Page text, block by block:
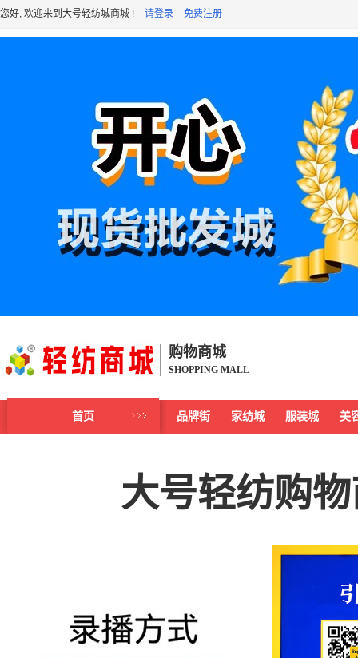
您好, 欢迎来到大号轻纺城商城 ! 请登录 免费注册
购物商城
SHOPPING MALL
首页 品牌街 家纺城 服装城 美
大号轻纺购